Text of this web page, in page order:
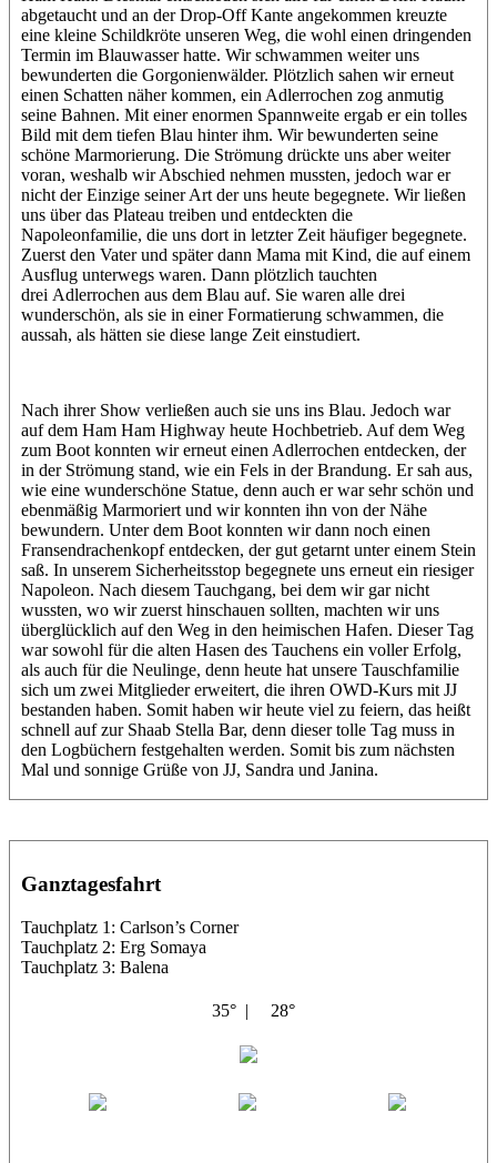
abgetaucht und an der Drop-Off Kante angekommen kreuzte
eine kleine Schildkröte unseren Weg, die wohl einen dringenden
Termin im Blauwasser hatte. Wir schwammen weiter uns
bewunderten die Gorgonienwälder. Plötzlich sahen wir erneut
einen Schatten näher kommen, ein Adlerrochen zog anmutig
seine Bahnen. Mit einer enormen Spannweite ergab er ein tolles
Bild mit dem tiefen Blau hinter ihm. Wir bewunderten seine
schöne Marmorierung. Die Strömung drückte uns aber weiter
voran, weshalb wir Abschied nehmen mussten, jedoch war er
nicht der Einzige seiner Art der uns heute begegnete. Wir ließen
uns über das Plateau treiben und entdeckten die
Napoleonfamilie, die uns dort in letzter Zeit häufiger begegnete.
Zuerst den Vater und später dann Mama mit Kind, die auf einem
Ausflug unterwegs waren. Dann plötzlich tauchten
drei Adlerrochen aus dem Blau auf. Sie waren alle drei
wunderschön, als sie in einer Formatierung schwammen, die
aussah, als hätten sie diese lange Zeit einstudiert.
Nach ihrer Show verließen auch sie uns ins Blau. Jedoch war
auf dem Ham Ham Highway heute Hochbetrieb. Auf dem Weg
zum Boot konnten wir erneut einen Adlerrochen entdecken, der
in der Strömung stand, wie ein Fels in der Brandung. Er sah aus,
wie eine wunderschöne Statue, denn auch er war sehr schön und
ebenmäßig Marmoriert und wir konnten ihn von der Nähe
bewundern. Unter dem Boot konnten wir dann noch einen
Fransendrachenkopf entdecken, der gut getarnt unter einem Stein
saß. In unserem Sicherheitsstop begegnete uns erneut ein riesiger
Napoleon. Nach diesem Tauchgang, bei dem wir gar nicht
wussten, wo wir zuerst hinschauen sollten, machten wir uns
überglücklich auf den Weg in den heimischen Hafen. Dieser Tag
war sowohl für die alten Hasen des Tauchens ein voller Erfolg,
als auch für die Neulinge, denn heute hat unsere Tauschfamilie
sich um zwei Mitglieder erweitert, die ihren OWD-Kurs mit JJ
bestanden haben. Somit haben wir heute viel zu feiern, das heißt
schnell auf zur Shaab Stella Bar, denn dieser tolle Tag muss in
den Logbüchern festgehalten werden. Somit bis zum nächsten
Mal und sonnige Grüße von JJ, Sandra und Janina.
Ganztagesfahrt
Tauchplatz 1: Carlson’s Corner
Tauchplatz 2: Erg Somaya
Tauchplatz 3: Balena
35° | 28°